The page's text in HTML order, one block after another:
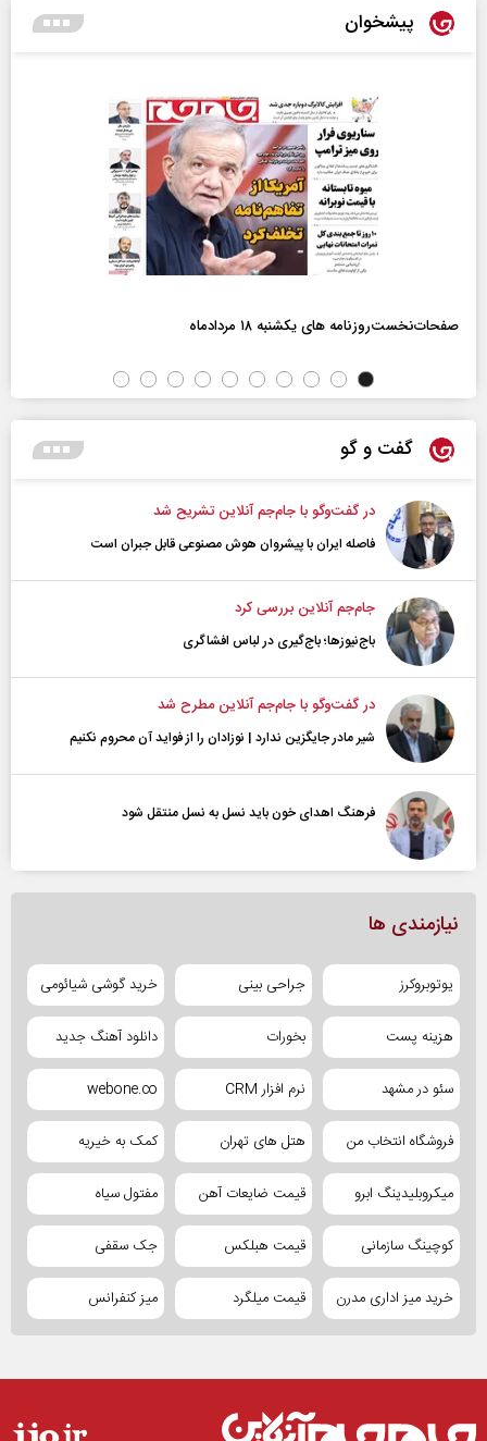
پیشخوان
صفحات‌نخست‌روزنامه ها‌ی یکشنبه ۱۸ مردادماه
گفت و گو
در گفت‌و‌گو با جام‌جم آنلاین تشریح شد
فاصله ایران با پیشرو‌ان هوش مصنوعی قابل جبران است
جام‌جم آنلاین بررسی کرد
باج‌نیوزها؛ باج‌گیری در لباس افشاگری
در گفت‌و‌گو با جام‌جم آنلاین مطرح شد
شیر مادر جایگزین ندارد | نوزادان را از فواید آن محروم نکنیم
فرهنگ اهدای خون باید نسل به نسل منتقل شود
نیازمندی ها
یوتوبروکرز جراحی بینی خرید گوشی شیائومی
هزینه پست بخورات دانلود آهنگ جدید
سئو در مشهد نرم افزار CRM webone.co
فروشگاه انتخاب من هتل های تهران کمک به خیریه
میکروبلیدینگ ابرو قیمت ضایعات آهن مفتول سیاه
کوچینگ سازمانی قیمت هبلکس جک سقفی
خرید میز اداری مدرن قیمت میلگرد میز کنفرانس